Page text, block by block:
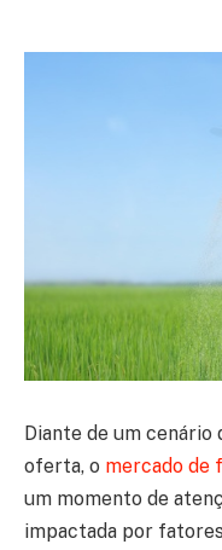
Diante de um cenário
oferta, o mercado de
um momento de
impactada por